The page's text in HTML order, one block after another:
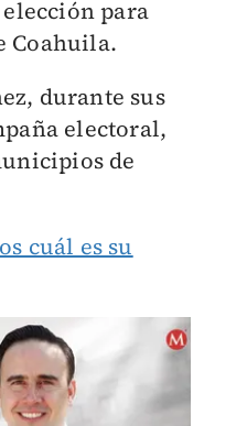
para
Coahuila.
durante sus
electoral,
de
cuál es su